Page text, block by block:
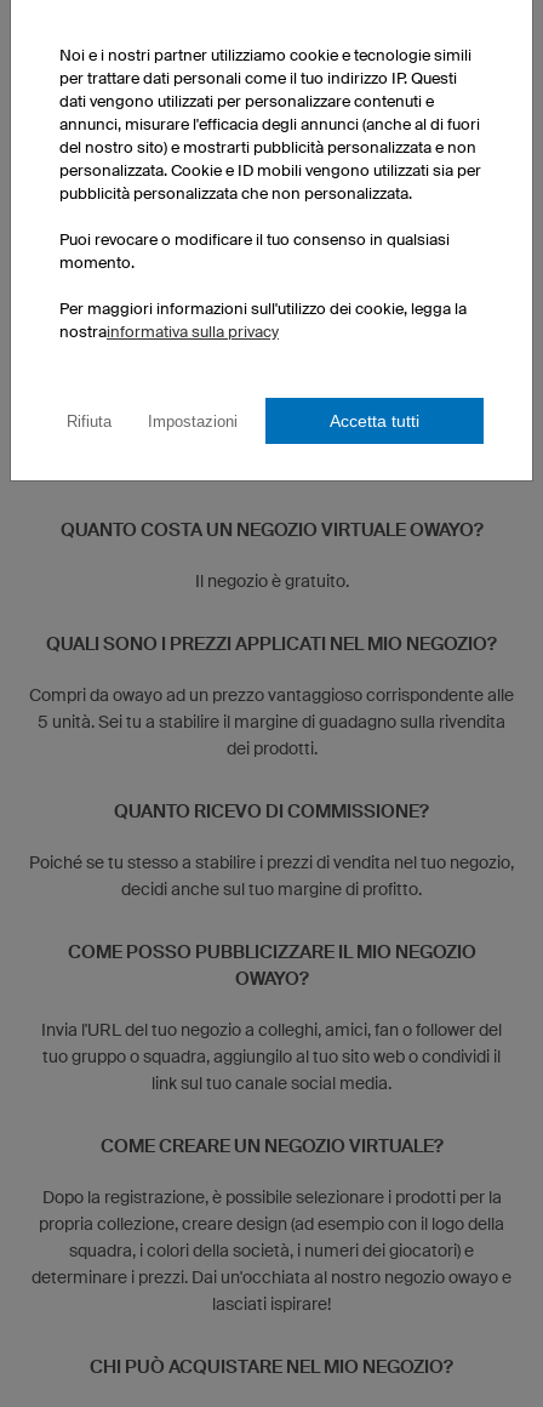
Hai domande?
informazioni, se necessario.
QUANTO COSTA UN NEGOZIO VIRTUALE OWAYO?
Il negozio è gratuito.
QUALI SONO I PREZZI APPLICATI NEL MIO NEGOZIO?
Compri da owayo ad un prezzo vantaggioso corrispondente alle
5 unità. Sei tu a stabilire il margine di guadagno sulla rivendita
dei prodotti.
QUANTO RICEVO DI COMMISSIONE?
Poiché se tu stesso a stabilire i prezzi di vendita nel tuo negozio,
decidi anche sul tuo margine di profitto.
COME POSSO PUBBLICIZZARE IL MIO NEGOZIO
OWAYO?
Invia l'URL del tuo negozio a colleghi, amici, fan o follower del
tuo gruppo o squadra, aggiungilo al tuo sito web o condividi il
link sul tuo canale social media.
COME CREARE UN NEGOZIO VIRTUALE?
Dopo la registrazione, è possibile selezionare i prodotti per la
propria collezione, creare design (ad esempio con il logo della
squadra, i colori della società, i numeri dei giocatori) e
determinare i prezzi. Dai un'occhiata al nostro negozio owayo e
lasciati ispirare!
CHI PUÒ ACQUISTARE NEL MIO NEGOZIO?
Noi e i nostri partner utilizziamo cookie e tecnologie simili
per trattare dati personali come il tuo indirizzo IP. Questi
dati vengono utilizzati per personalizzare contenuti e
annunci, misurare l'efficacia degli annunci (anche al di fuori
del nostro sito) e mostrarti pubblicità personalizzata e non
personalizzata. Cookie e ID mobili vengono utilizzati sia per
pubblicità personalizzata che non personalizzata.
Puoi revocare o modificare il tuo consenso in qualsiasi
momento.
Per maggiori informazioni sull'utilizzo dei cookie, legga la
nostrainformativa sulla privacy
Rifiuta Impostazioni Accetta tutti